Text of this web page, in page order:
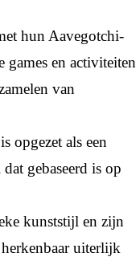
hun Aavegotchi-
games en activiteiten
van
opgezet als een
gebaseerd is op
kunststijl en zijn
uiterlijk